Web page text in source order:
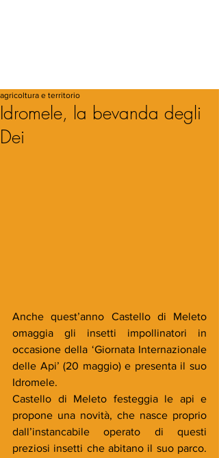
Idromele, la bevanda degli
Dei
agricoltura e territorio
Anche quest’anno Castello di Meleto
omaggia gli insetti impollinatori in
occasione della ‘Giornata Internazionale
delle Api’ (20 maggio) e presenta il suo
Idromele.
Castello di Meleto festeggia le api e
propone una novità, che nasce proprio
dall’instancabile operato di questi
preziosi insetti che abitano il suo parco.